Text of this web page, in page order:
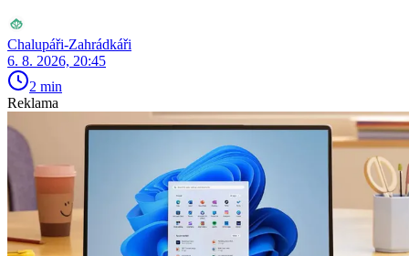
Chalupáři-Zahrádkáři
6. 8. 2026, 20:45
2 min
Reklama